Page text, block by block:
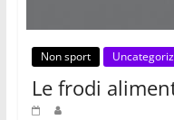
Non sport
Le frodi